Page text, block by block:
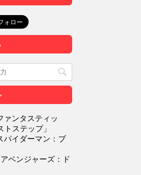
ンタスティッ
トステップ」
イダーマン：ブ
ベンジャーズ：ド